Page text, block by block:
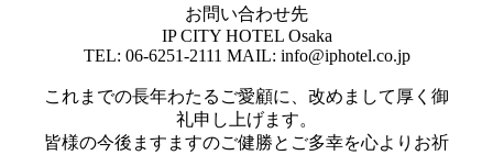
お問い合わせ先
IP CITY HOTEL Osaka
TEL: 06-6251-2111 MAIL: info@iphotel.co.jp
これまでの長年わたるご愛顧に、改めまして厚く御
礼申し上げます。
皆様の今後ますますのご健勝とご多幸を心よりお祈